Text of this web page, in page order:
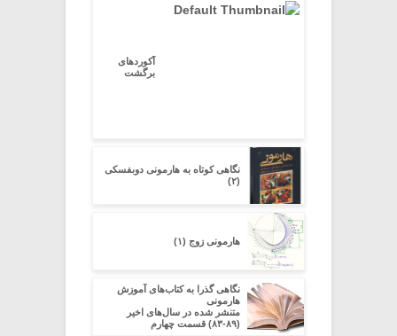
آکوردهای
برگشت
نگاهی کوتاه به هارمونی دوبفسکی
(۲)
هارمونی زوج (۱)
نگاهی گذرا به کتاب‌های آموزش
هارمونی
متنشر شده در سال‌های اخیر
(۸۹-۸۳) قسمت چهارم